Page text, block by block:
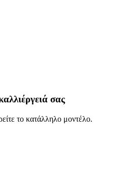
σας
το κατάλληλο μοντέλο.